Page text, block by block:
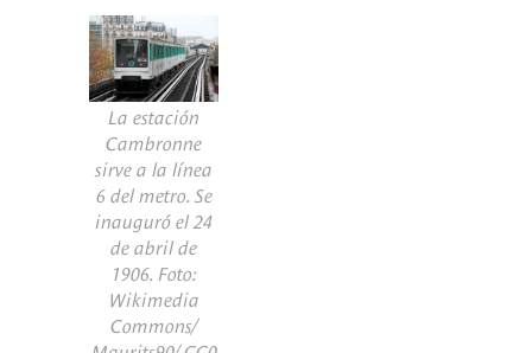
La estación
Cambronne
sirve a la línea
6 del metro. Se
inauguró el 24
de abril de
1906. Foto:
Wikimedia
Commons/